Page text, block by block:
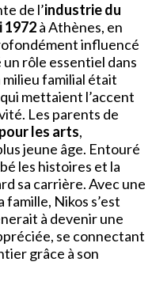
de l’industrie du
1972à Athènes, en
influencé
un rôle essentiel dans
familial était
mettaient l’accent
Les parents de
les arts,
jeune âge. Entouré
les histoires et la
sa carrière. Avec une
famille, Nikos s’est
à devenir une
se connectant
grâce à son